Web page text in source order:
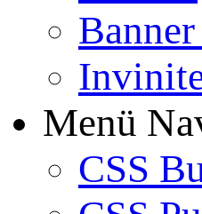
Menü
CSS